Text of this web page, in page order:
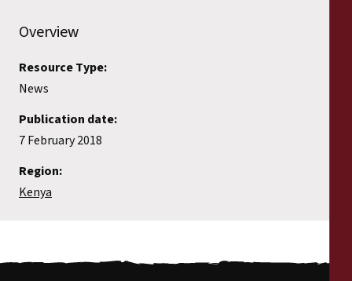
Overview
Resource Type:
News
Publication date:
7 February 2018
Region:
Kenya